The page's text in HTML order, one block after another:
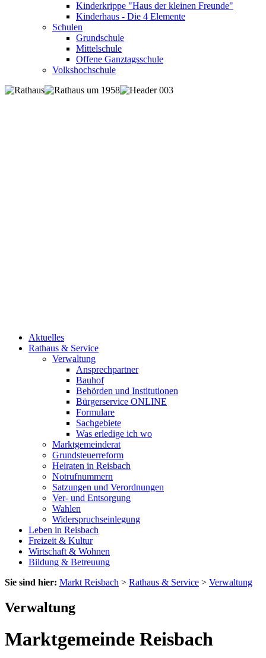
Kinderkrippe "Haus der kleinen Freunde"
Kinderhaus - Die 4 Elemente
Schulen
Grundschule
Mittelschule
Offene Ganztagsschule
Volkshochschule
Aktuelles
Rathaus & Service
Verwaltung
Ansprechpartner
Bauhof
Behörden und Institutionen
Bürgerservice ONLINE
Formulare
Sachgebiete
Was erledige ich wo
Marktgemeinderat
Grundsteuerreform
Heiraten in Reisbach
Notrufnummern
Satzungen und Verordnungen
Ver- und Entsorgung
Wahlen
Widerspruchseinlegung
Leben in Reisbach
Freizeit & Kultur
Wirtschaft & Wohnen
Bildung & Betreuung
Sie sind hier: Markt Reisbach > Rathaus & Service > Verwaltung
Verwaltung
Marktgemeinde Reisbach